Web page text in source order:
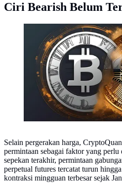
Ciri Bearish Belum
Ilustrasi aset kripto Bitcoin.
Selain pergerakan harga,
permintaan sebagai faktor yang
sepekan terakhir, permintaan
perpetual futures tercatat turun
kontraksi mingguan terbesar sejak